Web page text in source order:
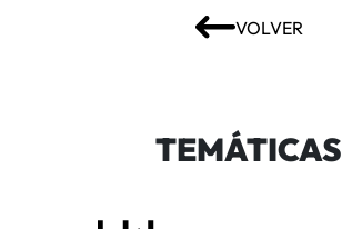
VOLVER
TEMÁTICAS